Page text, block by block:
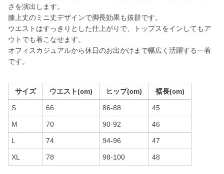
さを演出します。
膝上丈のミニ丈デザインで脚長効果も抜群です。
ウエストはすっきりとした仕上がりで、トップスをインしてもア
ウトでも着こなせます。
オフィスカジュアルから休日のお出かけまで幅広く活躍する一着
です。
サイズ ウエスト(cm) ヒップ(cm) 裾長(cm)
S 66 86-88 45
M 70 90-92 46
L 74 94-96 47
XL 78 98-100 48